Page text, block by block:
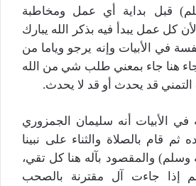
قبل بداية أي عمل ومخاطبة
كل عمل يبدأ فيه بذكر الله يبارك
في الأبيات وإنه يرجو وياما من
هنا جاء بمعني طلب شي من الله
قد يحدث أو قد لا يحدث.
الأبيات أنه سليمان الجمزوري
قام بالصلاة والثناء على نبينا
والمقصود بآله هنا كل تقي،
إذا جاءت آل مقترنة بالصحب